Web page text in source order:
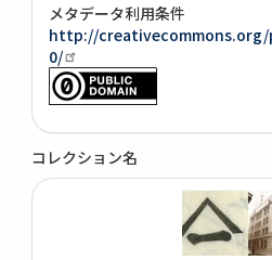
メタデータ利用条件
http://
0/
コレクション名